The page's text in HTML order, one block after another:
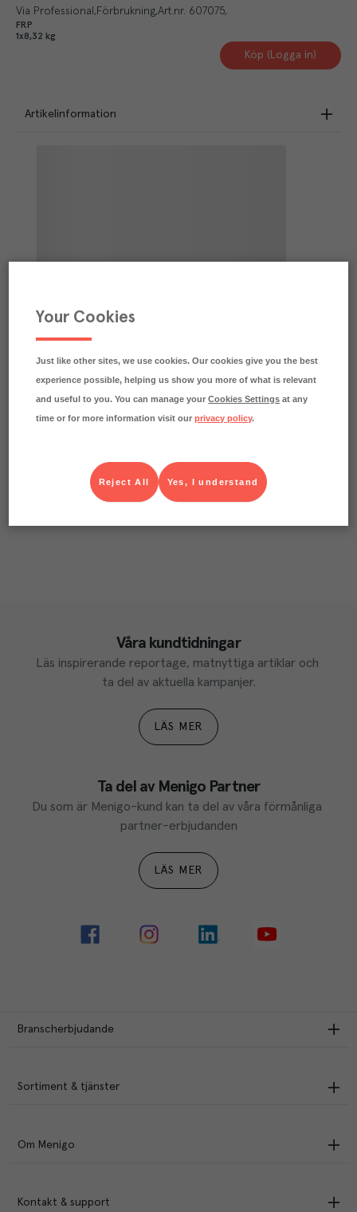
Via Professional Förbrukning Art.nr. 607075
FRP
1x8,32 kg
Köp (Logga in)
Artikelinformation
Våra kundtidningar
Läs inspirerande reportage, matnyttiga artiklar och
ta del av aktuella kampanjer.
LÄS MER
Ta del av Menigo Partner
Du som är Menigo-kund kan ta del av våra förmånliga
partner-erbjudanden
LÄS MER
Branscherbjudande
Sortiment & tjänster
Om Menigo
Kontakt & support
Your Cookies
Just like other sites, we use cookies. Our cookies give you the best
experience possible, helping us show you more of what is relevant
and useful to you. You can manage yourCookies Settings at any
time or for more information visit ourprivacy policy.
Yes, I understand
Reject All